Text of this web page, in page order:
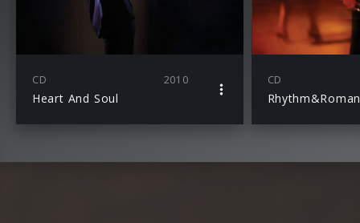
CD 2010
Heart And Soul
CD